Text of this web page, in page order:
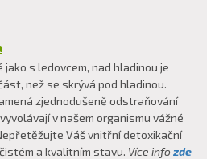
jako s ledovcem, nad hladinou je
než se skrývá pod hladinou.
zjednodušeně odstraňování
v našem organismu vážné
Váš vnitřní detoxikační
a kvalitním stavu. Více info zde